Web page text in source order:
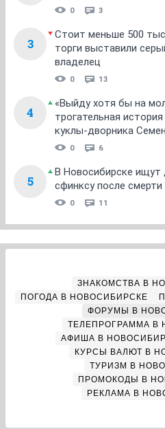
0 3
3
Стоит меньше 500
торги выставили
владелец
0 13
4
«Выйду хотя бы на
трогательная
куклы-дворника
0 6
5
В Новосибирске ищут
сфинксу после
0 11
ЗНАКОМСТВА В
ПОГОДА В НОВОСИБИРСКЕ
ФОРУМЫ В
ТЕЛЕПРОГРАММА В
АФИША В
КУРСЫ ВАЛЮТ В
ТУРИЗМ В
ПРОМОКОДЫ В
РЕКЛАМА В